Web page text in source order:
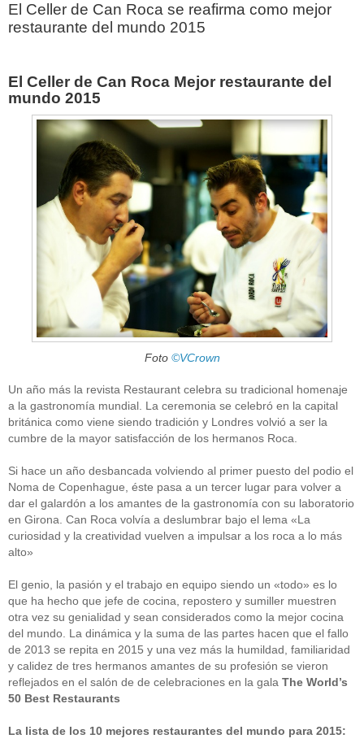
El Celler de Can Roca se reafirma como mejor
restaurante del mundo 2015
El Celler de Can Roca Mejor restaurante del
mundo 2015
Foto ©VCrown
Un año más la revista Restaurant celebra su tradicional homenaje
a la gastronomía mundial. La ceremonia se celebró en la capital
británica como viene siendo tradición y Londres volvió a ser la
cumbre de la mayor satisfacción de los hermanos Roca.
Si hace un año desbancada volviendo al primer puesto del podio el
Noma de Copenhague, éste pasa a un tercer lugar para volver a
dar el galardón a los amantes de la gastronomía con su laboratorio
en Girona. Can Roca volvía a deslumbrar bajo el lema «La
curiosidad y la creatividad vuelven a impulsar a los roca a lo más
alto»
El genio, la pasión y el trabajo en equipo siendo un «todo» es lo
que ha hecho que jefe de cocina, repostero y sumiller muestren
otra vez su genialidad y sean considerados como la mejor cocina
del mundo. La dinámica y la suma de las partes hacen que el fallo
de 2013 se repita en 2015 y una vez más la humildad, familiaridad
y calidez de tres hermanos amantes de su profesión se vieron
reflejados en el salón de de celebraciones en la gala The World’s
50 Best Restaurants
La lista de los 10 mejores restaurantes del mundo para 2015: